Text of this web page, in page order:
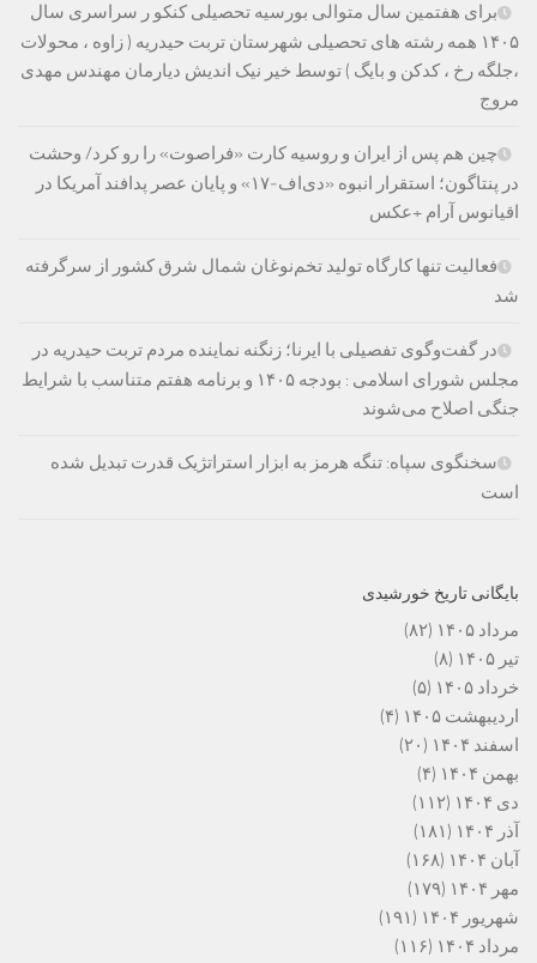
برای هفتمین سال متوالی بورسیه تحصیلی کنکو ر سراسری سال
۱۴۰۵ همه رشته های تحصیلی شهرستان تربت حیدریه ( زاوه ، محولات
،جلگه رخ ، کدکن و بایگ ) توسط خیر نیک اندیش دیارمان مهندس مهدی
مروج
چین هم پس از ایران و روسیه کارت «فراصوت» را رو کرد/ وحشت
در پنتاگون؛ استقرار انبوه «دی‌اف‑۱۷» و پایان عصر پدافند آمریکا در
اقیانوس آرام +عکس
فعالیت تنها کارگاه تولید تخم‌نوغان شمال شرق کشور از سرگرفته
شد
در گفت‌وگوی تفصیلی با ایرنا؛ زنگنه نماینده مردم تربت حیدریه در
مجلس شورای اسلامی : بودجه ۱۴۰۵ و برنامه هفتم متناسب با شرایط
جنگی اصلاح می‌شوند
سخنگوی سپاه: تنگه هرمز به ابزار استراتژیک قدرت تبدیل شده
است
بایگانی تاریخ خورشیدی
مرداد ۱۴۰۵
(۸۲)
تیر ۱۴۰۵
(۸)
خرداد ۱۴۰۵
(۵)
اردیبهشت ۱۴۰۵
(۴)
اسفند ۱۴۰۴
(۲۰)
بهمن ۱۴۰۴
(۴)
دی ۱۴۰۴
(۱۱۲)
آذر ۱۴۰۴
(۱۸۱)
آبان ۱۴۰۴
(۱۶۸)
مهر ۱۴۰۴
(۱۷۹)
شهریور ۱۴۰۴
(۱۹۱)
مرداد ۱۴۰۴
(۱۱۶)